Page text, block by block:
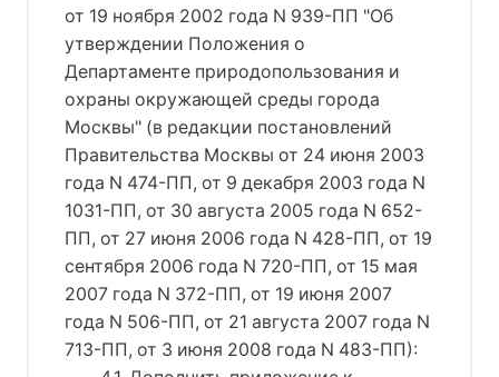
от 19 ноября 2002 года N 939-ПП "Об
утверждении Положения о
Департаменте природопользования и
охраны окружающей среды города
Москвы" (в редакции постановлений
Правительства Москвы от 24 июня 2003
года N 474-ПП, от 9 декабря 2003 года N
1031-ПП, от 30 августа 2005 года N 652-
ПП, от 27 июня 2006 года N 428-ПП, от 19
сентября 2006 года N 720-ПП, от 15 мая
2007 года N 372-ПП, от 19 июня 2007
года N 506-ПП, от 21 августа 2007 года N
713-ПП, от 3 июня 2008 года N 483-ПП):